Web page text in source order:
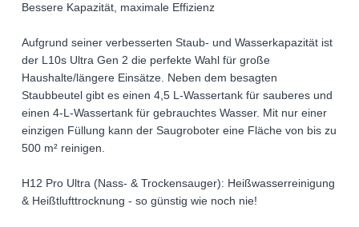
Bessere Kapazität, maximale Effizienz
Aufgrund seiner verbesserten Staub- und Wasserkapazität ist
der L10s Ultra Gen 2 die perfekte Wahl für große
Haushalte/längere Einsätze. Neben dem besagten
Staubbeutel gibt es einen 4,5 L-Wassertank für sauberes und
einen 4-L-Wassertank für gebrauchtes Wasser. Mit nur einer
einzigen Füllung kann der Saugroboter eine Fläche von bis zu
500 m² reinigen.
H12 Pro Ultra (Nass- & Trockensauger): Heißwasserreinigung
& Heißtlufttrocknung - so günstig wie noch nie!